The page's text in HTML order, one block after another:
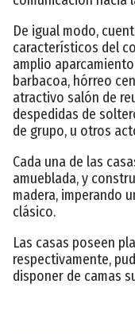
De igual modo,
característicos del
amplio
barbacoa, hórreo
atractivo salón de
despedidas de
de grupo, u otros
Cada una de las
amueblada, y
madera, imperando
clásico.
Las casas poseen
respectivamente,
disponer de camas